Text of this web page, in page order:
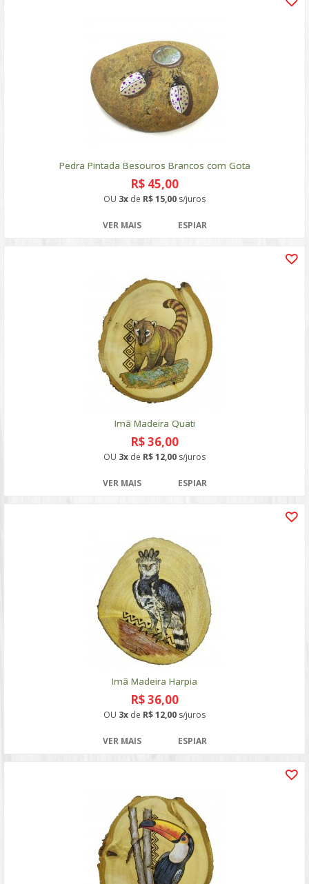
Pedra Pintada Besouros Brancos com Gota
R$ 45,00
OU 3x de R$ 15,00 s/juros
VER MAIS ESPIAR
Imã Madeira Quati
R$ 36,00
OU 3x de R$ 12,00 s/juros
VER MAIS ESPIAR
Imã Madeira Harpia
R$ 36,00
OU 3x de R$ 12,00 s/juros
VER MAIS ESPIAR